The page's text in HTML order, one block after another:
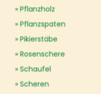
Pflanzholz
Pflanzspaten
Pikierstäbe
Rosenschere
Schaufel
Scheren